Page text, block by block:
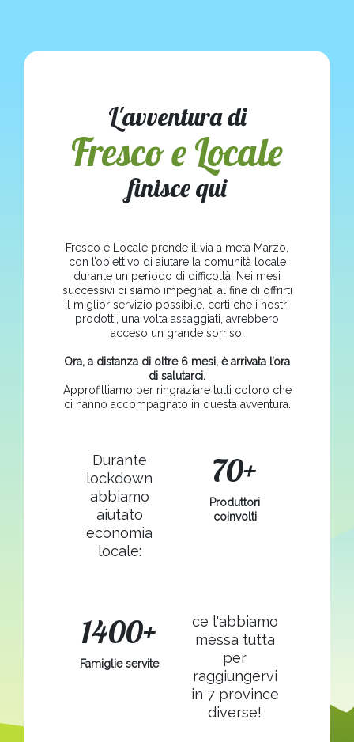
L'avventura di
Fresco e Locale
finisce qui
Fresco e Locale prende il via a metà Marzo,
con l’obiettivo di aiutare la comunità locale
durante un periodo di difficoltà. Nei mesi
successivi ci siamo impegnati al fine di offrirti
il miglior servizio possibile, certi che i nostri
prodotti, una volta assaggiati, avrebbero
acceso un grande sorriso.
Ora, a distanza di oltre 6 mesi, è arrivata l’ora
di salutarci.
Approfittiamo per ringraziare tutti coloro che
ci hanno accompagnato in questa avventura.
Durante
lockdown
abbiamo
aiutato
economia
locale:
70+
Produttori
coinvolti
1400+
Famiglie servite
ce l'abbiamo
messa tutta
per
raggiungervi
in 7 province
diverse!